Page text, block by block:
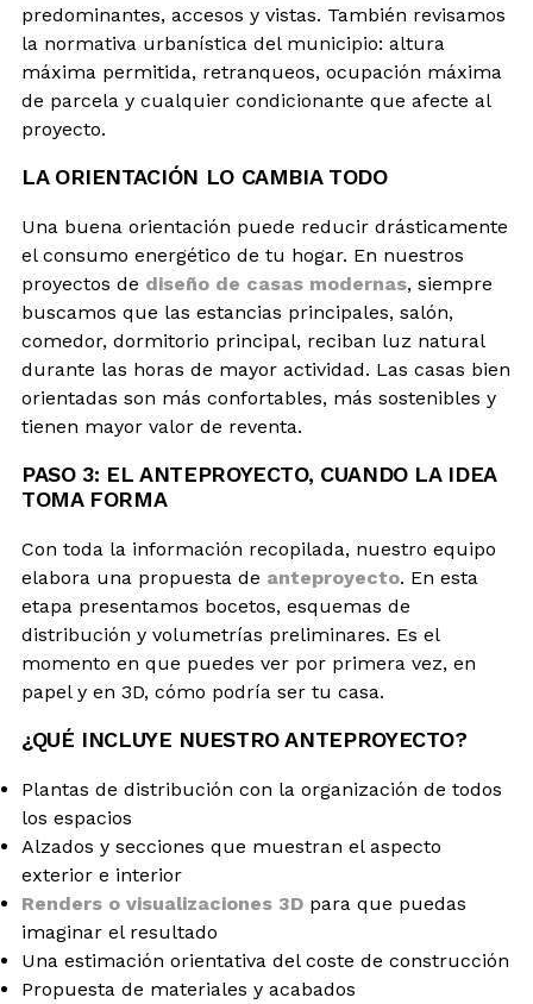
predominantes, accesos y vistas. También revisamos
la normativa urbanística del municipio: altura
máxima permitida, retranqueos, ocupación máxima
de parcela y cualquier condicionante que afecte al
proyecto.
LA ORIENTACIÓN LO CAMBIA TODO
Una buena orientación puede reducir drásticamente
el consumo energético de tu hogar. En nuestros
proyectos de diseño de casas modernas, siempre
buscamos que las estancias principales, salón,
comedor, dormitorio principal, reciban luz natural
durante las horas de mayor actividad. Las casas bien
orientadas son más confortables, más sostenibles y
tienen mayor valor de reventa.
PASO 3: EL ANTEPROYECTO, CUANDO LA IDEA
TOMA FORMA
Con toda la información recopilada, nuestro equipo
elabora una propuesta de anteproyecto. En esta
etapa presentamos bocetos, esquemas de
distribución y volumetrías preliminares. Es el
momento en que puedes ver por primera vez, en
papel y en 3D, cómo podría ser tu casa.
¿QUÉ INCLUYE NUESTRO ANTEPROYECTO?
Plantas de distribución con la organización de todos
los espacios
Alzados y secciones que muestran el aspecto
exterior e interior
Renders o visualizaciones 3D para que puedas
imaginar el resultado
Una estimación orientativa del coste de construcción
Propuesta de materiales y acabados